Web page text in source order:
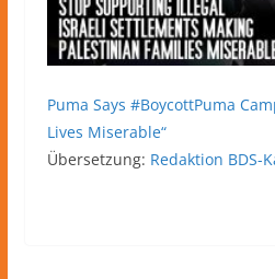
Puma Says #BoycottPuma
Lives Miserable“
Übersetzung: Redaktion BDS-